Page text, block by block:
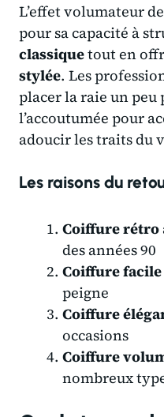
L’effet volumateur
pour sa capacité à
classiquetout en
stylée. Les
placer la raie un peu
l’accoutumée pour
adoucir les traits du
Les raisons du
Coiffure rétro
des années 90
Coiffure facile
peigne
Coiffure
occasions
Coiffure
nombreux